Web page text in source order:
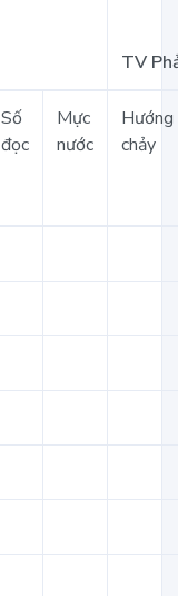
TV
Số
đọc
Mực
nước
Hướng
chảy